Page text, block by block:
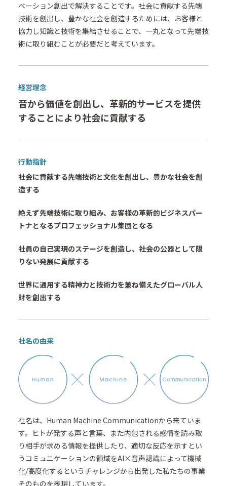
ベーション創出で解決することです。社会に貢献する先端
技術を創出し、豊かな社会を創造するためには、お客様と
協力し知識と技術を集結させることで、一丸となって先端技
術に取り組むことが必要だと考えています。
経営理念
音から価値を創出し、革新的サービスを提供
することにより社会に貢献する
行動指針
社会に貢献する先端技術と文化を創出し、豊かな社会を創
造する
絶えず先端技術に取り組み、お客様の革新的ビジネスパー
トナとなるプロフェッショナル集団となる
社員の自己実現のステージを創造し、社会の公器として限
りない発展に貢献する
世界に通用する精神力と技術力を兼ね備えたグローバル人
財を創出する
社名の由来
社名は、Human Machine Communicationから来ていま
す。ヒトが発する声と言葉、また内包される感情を読み取
り相手が求める情報を提供したり、適切な反応を示すとい
うコミュニケーションの領域をAI×音声認識によって機械
化/高度化するというチャレンジから出発した私たちの事業
そのものを表現しています。